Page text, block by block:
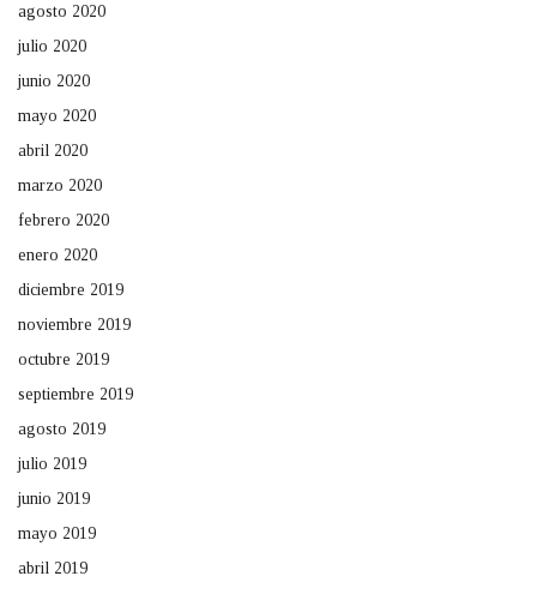
agosto 2020
julio 2020
junio 2020
mayo 2020
abril 2020
marzo 2020
febrero 2020
enero 2020
diciembre 2019
noviembre 2019
octubre 2019
septiembre 2019
agosto 2019
julio 2019
junio 2019
mayo 2019
abril 2019